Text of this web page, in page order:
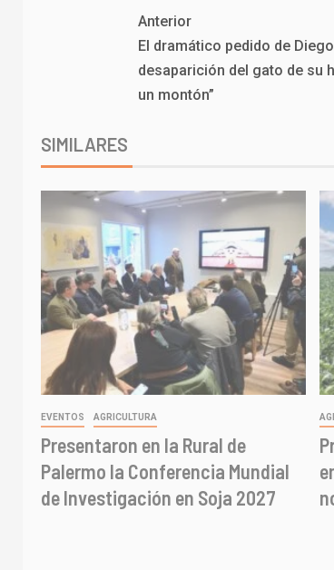
Anterior
El dramático pedido de
desaparición del gato de su
un montón”
SIMILARES
EVENTOS AGRICULTURA
Presentaron en la Rural de
Palermo la Conferencia Mundial
de Investigación en Soja 2027